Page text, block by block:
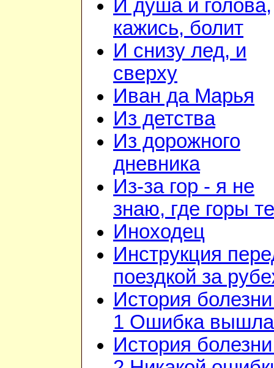
И душа и голова,
кажись, болит
И снизу лед, и
сверху
Иван да Марья
Из детства
Из дорожного
дневника
Из-за гор - я не
знаю, где горы те
Иноходец
Инструкция
поездкой за
История
1 Ошибка вышла
История